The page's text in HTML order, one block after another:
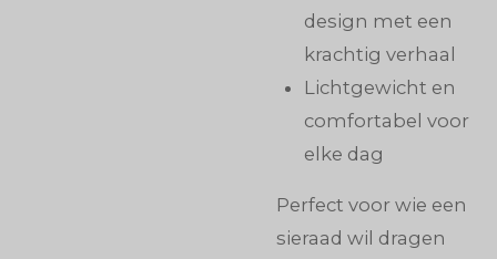
design met een
krachtig verhaal
Lichtgewicht en
comfortabel voor
elke dag
Perfect voor wie een
sieraad wil dragen